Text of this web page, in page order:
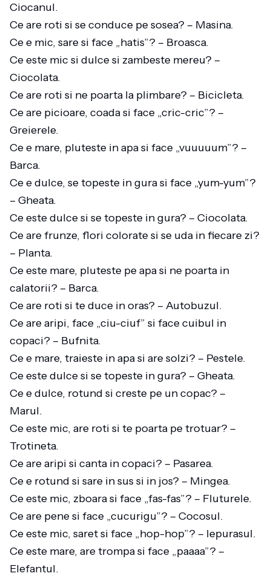
Ciocanul.
Ce are roti si se conduce pe sosea? – Masina.
Ce e mic, sare si face „hatis”? – Broasca.
Ce este mic si dulce si zambeste mereu? –
Ciocolata.
Ce are roti si ne poarta la plimbare? – Bicicleta.
Ce are picioare, coada si face „cric-cric”? –
Greierele.
Ce e mare, pluteste in apa si face „vuuuuum”? –
Barca.
Ce e dulce, se topeste in gura si face „yum-yum”?
– Gheata.
Ce este dulce si se topeste in gura? – Ciocolata.
Ce are frunze, flori colorate si se uda in fiecare zi?
– Planta.
Ce este mare, pluteste pe apa si ne poarta in
calatorii? – Barca.
Ce are roti si te duce in oras? – Autobuzul.
Ce are aripi, face „ciu-ciuf” si face cuibul in
copaci? – Bufnita.
Ce e mare, traieste in apa si are solzi? – Pestele.
Ce este dulce si se topeste in gura? – Gheata.
Ce e dulce, rotund si creste pe un copac? –
Marul.
Ce este mic, are roti si te poarta pe trotuar? –
Trotineta.
Ce are aripi si canta in copaci? – Pasarea.
Ce e rotund si sare in sus si in jos? – Mingea.
Ce este mic, zboara si face „fas-fas”? – Fluturele.
Ce are pene si face „cucurigu”? – Cocosul.
Ce este mic, saret si face „hop-hop”? – Iepurasul.
Ce este mare, are trompa si face „paaaa”? –
Elefantul.